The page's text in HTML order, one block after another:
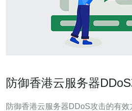
防御香港云服务器
防御香港云服务器DDoS攻击的有效方法 DDoS（